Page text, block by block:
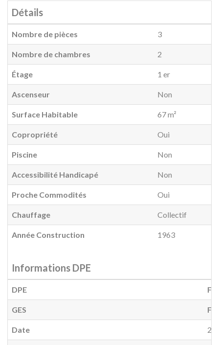
Détails
Nombre de pièces 3
Nombre de chambres 2
Étage 1 er
Ascenseur Non
Surface Habitable 67 m²
Copropriété Oui
Piscine Non
Accessibilité Handicapé Non
Proche Commodités Oui
Chauffage Collectif
Année Construction 1963
Informations DPE
DPE F
GES F
Date